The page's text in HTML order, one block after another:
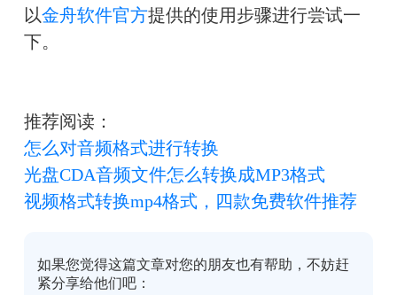
以金舟软件官方提供的使用步骤进行尝试一
下。
推荐阅读：
怎么对音频格式进行转换
光盘CDA音频文件怎么转换成MP3格式
视频格式转换mp4格式，四款免费软件推荐
如果您觉得这篇文章对您的朋友也有帮助，不妨赶
紧分享给他们吧：